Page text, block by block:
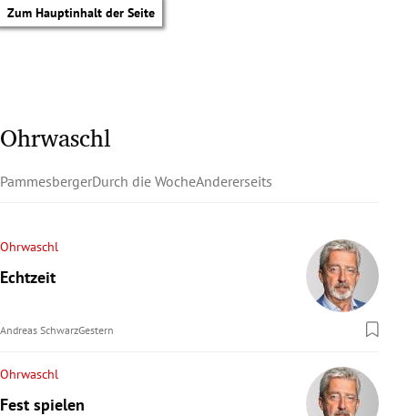
Zum Hauptinhalt der Seite
Untermenü
Ohrwaschl
PammesbergerDurch die WocheAndererseits
Ohrwaschl
Echtzeit
Andreas SchwarzGestern
Ohrwaschl
Fest spielen